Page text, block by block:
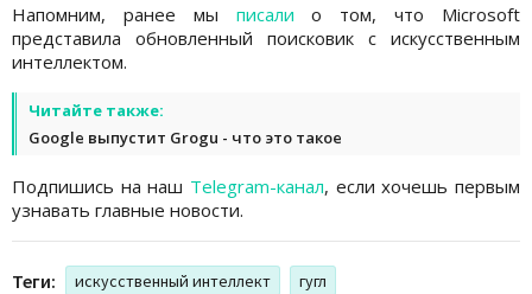
Напомним, ранее мы писали о том, что Microsoft
представила обновленный поисковик с искусственным
интеллектом.
Читайте также:
Google выпустит Grogu - что это такое
Подпишись на наш Telegram-канал, если хочешь первым
узнавать главные новости.
Теги: искусственный интеллект гугл